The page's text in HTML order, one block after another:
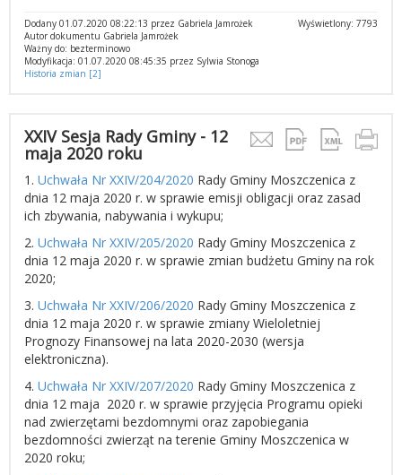
Wyświetlony: 7793
Dodany 01.07.2020 08:22:13 przez Gabriela Jamrożek
Autor dokumentu Gabriela Jamrożek
Ważny do: bezterminowo
Modyfikacja: 01.07.2020 08:45:35 przez Sylwia Stonoga
Historia zmian [2]
XXIV Sesja Rady Gminy - 12
maja 2020 roku
1. Uchwała Nr XXIV/204/2020 Rady Gminy Moszczenica z
dnia 12 maja 2020 r. w sprawie emisji obligacji oraz zasad
ich zbywania, nabywania i wykupu;
2. Uchwała Nr XXIV/205/2020 Rady Gminy Moszczenica z
dnia 12 maja 2020 r. w sprawie zmian budżetu Gminy na rok
2020;
3. Uchwała Nr XXIV/206/2020 Rady Gminy Moszczenica z
dnia 12 maja 2020 r. w sprawie zmiany Wieloletniej
Prognozy Finansowej na lata 2020-2030 (wersja
elektroniczna).
4. Uchwała Nr XXIV/207/2020 Rady Gminy Moszczenica z
dnia 12 maja 2020 r. w sprawie przyjęcia Programu opieki
nad zwierzętami bezdomnymi oraz zapobiegania
bezdomności zwierząt na terenie Gminy Moszczenica w
2020 roku;